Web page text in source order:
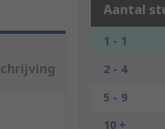
Aantal
1 - 1
2 - 4
5 - 9
10 +